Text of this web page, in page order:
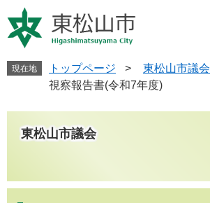
ー
ジ
す
ニ
ュ
し
現在地 トップページ > 東松山市議会
視察報告書(令和7年度)
東松山市議会